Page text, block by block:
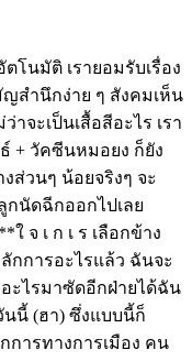
โนมัติ เรายอมรับเรื่อง
สำนึกง่าย ๆ สังคมเห็น
จะเป็นเสื้อสีอะไร เรา
+ วัคซีนหมอยง ก็ยัง
ส่วนๆ น้อยจริงๆ จะ
กนัดฉีกออกไปเลย
จ เ ก เ ร เลือกข้าง
กการอะไรแล้ว ฉันจะ
ะไรมาซัดอีกฝ่ายได้ฉัน
นี้ (ฮา) ซึ่งแบบนี้ก็
การทางการเมือง คน